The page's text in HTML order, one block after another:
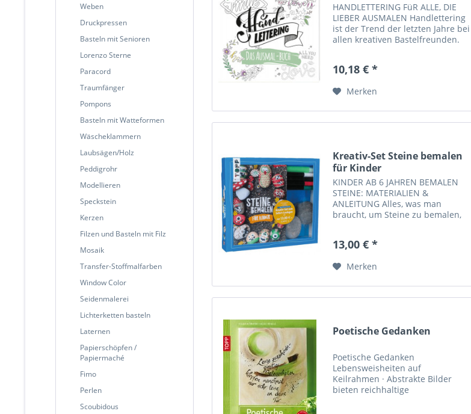
Weben
Druckpressen
Basteln mit Senioren
Lorenzo Sterne
Paracord
Traumfänger
Pompons
Basteln mit Watteformen
Wäscheklammern
Laubsägen/Holz
Peddigrohr
Modellieren
Speckstein
Kerzen
Filzen und Basteln mit Filz
Mosaik
Transfer-Stoffmalfarben
Window Color
Seidenmalerei
Lichterketten basteln
Laternen
Papierschöpfen /
Papiermaché
Fimo
Perlen
Scoubidous
HANDLETTERING FüR ALLE, DIE
LIEBER AUSMALEN Handlettering
ist der Trend der letzten Jahre bei
allen kreativen Bastelfreunden.
sehen super aus und können
10,18 € *
Merken
Kreativ-Set Steine bemalen
für Kinder
KINDER AB 6 JAHREN BEMALEN
STEINE: MATERIALIEN &
ANLEITUNG Alles, was man
braucht, um Steine zu bemalen,
Nachtleuchtstift und ein Buch mit
und...
13,00 € *
Merken
Poetische Gedanken
Poetische Gedanken
Lebensweisheiten auf
Keilrahmen · Abstrakte Bilder
bieten reichhaltige